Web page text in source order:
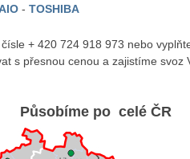
- TOSHIBA
+ 420 724 918 973 nebo
s přesnou cenou a zajistíme svoz
Působíme po celé ČR